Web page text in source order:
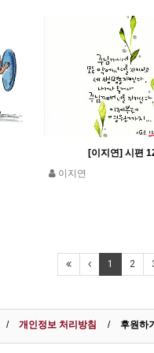
[이지연] 시편
이지연
1 2
개인정보 처리방침 후원하